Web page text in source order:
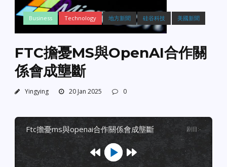
Business Technology 地方新聞 硅谷科技 美國新聞
FTC擔憂MS與OpenAI合作關
係會成壟斷
Yingying 20 Jan 2025 0
ftc擔憂ms與openai合作關係會成壟斷 剧目 :-